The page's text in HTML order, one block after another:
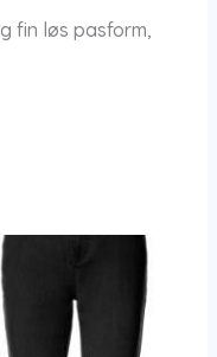
fin løs pasform,